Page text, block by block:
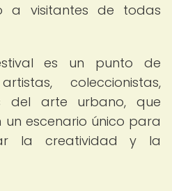
a visitantes de todas
es un punto de
coleccionistas,
del arte urbano, que
un escenario único para
la creatividad y la